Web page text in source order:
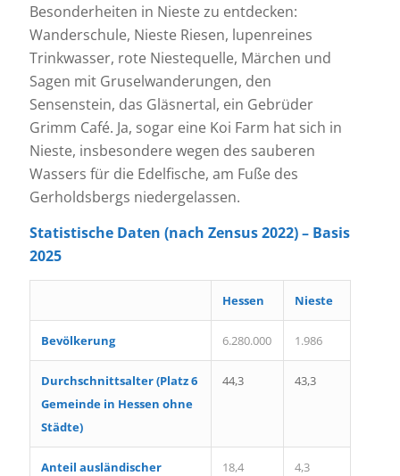
Besonderheiten in Nieste zu entdecken:
Wanderschule, Nieste Riesen, lupenreines
Trinkwasser, rote Niestequelle, Märchen und
Sagen mit Gruselwanderungen, den
Sensenstein, das Gläsnertal, ein Gebrüder
Grimm Café. Ja, sogar eine Koi Farm hat sich in
Nieste, insbesondere wegen des sauberen
Wassers für die Edelfische, am Fuße des
Gerholdsbergs niedergelassen.
Statistische Daten (nach Zensus 2022) – Basis
2025
Hessen Nieste
Bevölkerung 6.280.000 1.986
Durchschnittsalter (Platz 6
Gemeinde in Hessen ohne
Städte)
44,3 43,3
Anteil ausländischer
18,4 4,3